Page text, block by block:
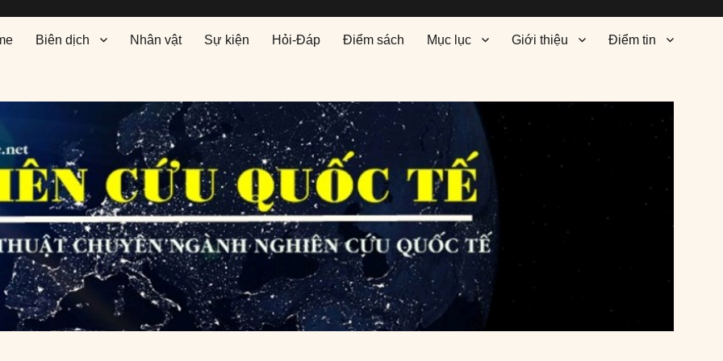
Biên dịch Nhân vật Sự kiện Hỏi-Đáp Điểm sách Mục lục Giới thiệu Điểm tin